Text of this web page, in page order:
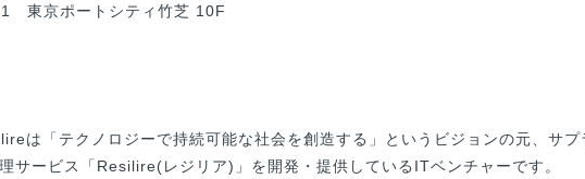
東京ポートシティ竹芝 10F
は「テクノロジーで持続可能な社会を創造する」というビジョンの元、サプ
サービス「Resilire(レジリア)」を開発・提供しているITベンチャーです。